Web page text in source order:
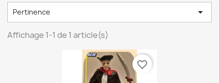
Pertinence 
Affichage 1-1 de 1 article(s)
favorite_border